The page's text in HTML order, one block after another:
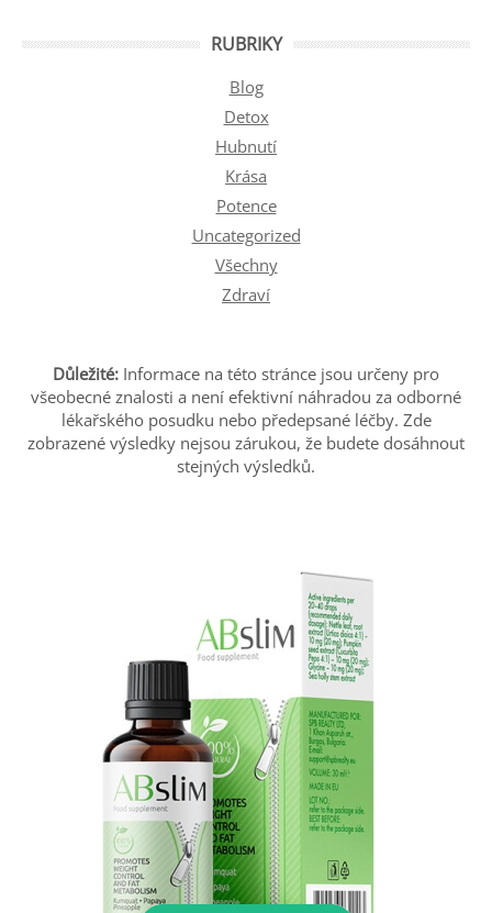
RUBRIKY
Blog
Detox
Hubnutí
Krása
Potence
Uncategorized
Všechny
Zdraví
Důležité: Informace na této stránce jsou určeny pro
všeobecné znalosti a není efektivní náhradou za odborné
lékařského posudku nebo předepsané léčby. Zde
zobrazené výsledky nejsou zárukou, že budete dosáhnout
stejných výsledků.